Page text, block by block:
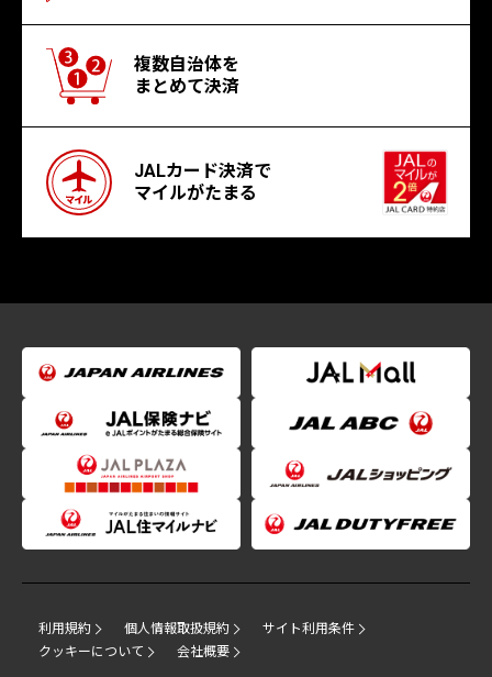
複数自治体を
まとめて決済
JALカード決済で
マイルがたまる
利用規約 個人情報取扱規約
サイト利用条件
クッキーについて
会社概要